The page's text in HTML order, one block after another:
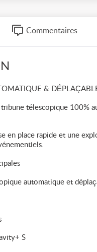
Commentaires
&
télescopique 100%
en place rapide et une
automatique et
S